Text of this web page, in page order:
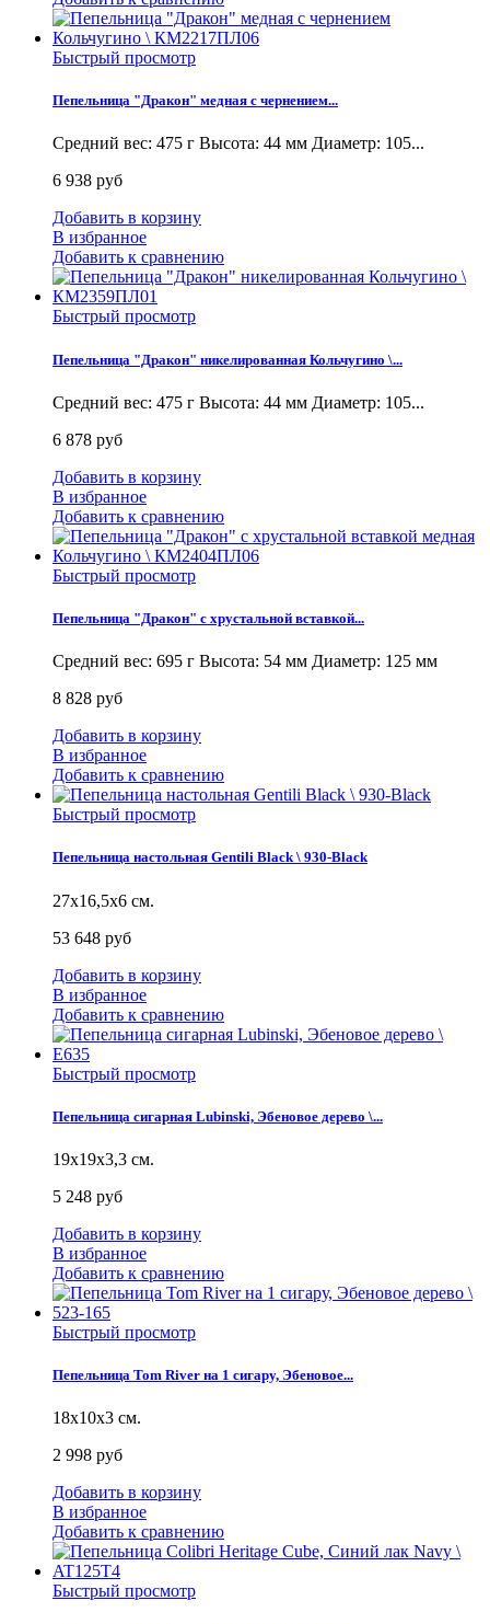
Быстрый просмотр
Пепельница "Дракон" медная с чернением...
Средний вес: 475 г Высота: 44 мм Диаметр: 105...
6 938 руб
Добавить в корзину
В избранное
Добавить к сравнению
Быстрый просмотр
Пепельница "Дракон" никелированная Кольчугино \...
Средний вес: 475 г Высота: 44 мм Диаметр: 105...
6 878 руб
Добавить в корзину
В избранное
Добавить к сравнению
Быстрый просмотр
Пепельница "Дракон" с хрустальной вставкой...
Средний вес: 695 г Высота: 54 мм Диаметр: 125 мм
8 828 руб
Добавить в корзину
В избранное
Добавить к сравнению
Быстрый просмотр
Пепельница настольная Gentili Black \ 930-Black
27х16,5х6 см.
53 648 руб
Добавить в корзину
В избранное
Добавить к сравнению
Быстрый просмотр
Пепельница сигарная Lubinski, Эбеновое дерево \...
19х19х3,3 см.
5 248 руб
Добавить в корзину
В избранное
Добавить к сравнению
Быстрый просмотр
Пепельница Tom River на 1 сигару, Эбеновое...
18х10х3 см.
2 998 руб
Добавить в корзину
В избранное
Добавить к сравнению
Быстрый просмотр